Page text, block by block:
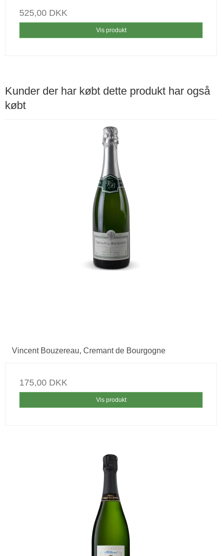
525,00 DKK
Vis produkt
Kunder der har købt dette produkt har også
købt
Vincent Bouzereau, Cremant de Bourgogne
175,00 DKK
Vis produkt